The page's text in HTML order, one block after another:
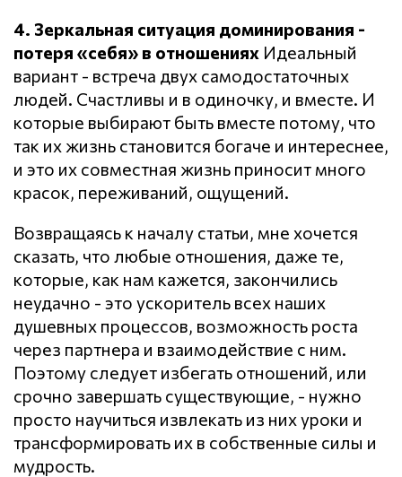
4. Зеркальная ситуация доминирования -
потеря «себя» в отношениях Идеальный
вариант - встреча двух самодостаточных
людей. Счастливы и в одиночку, и вместе. И
которые выбирают быть вместе потому, что
так их жизнь становится богаче и интереснее,
и это их совместная жизнь приносит много
красок, переживаний, ощущений.
Возвращаясь к началу статьи, мне хочется
сказать, что любые отношения, даже те,
которые, как нам кажется, закончились
неудачно - это ускоритель всех наших
душевных процессов, возможность роста
через партнера и взаимодействие с ним.
Поэтому следует избегать отношений, или
срочно завершать существующие, - нужно
просто научиться извлекать из них уроки и
трансформировать их в собственные силы и
мудрость.